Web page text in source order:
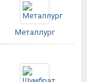
Металлург